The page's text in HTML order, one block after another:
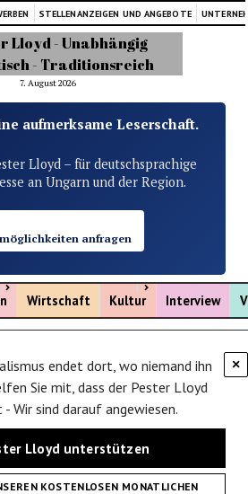
STELLENANZEIGEN UND ANGEBOTE
7. August 2026
aufmerksame Leserschaft.
Lloyd – für deutschsprachige
an Ungarn und der Region.
anfragen
Menü öffnen
Wirtschaft Kultur
Menü öffnen
Interview
×
endet dort, wo niemand ihn
Sie mit, dass der Pester Lloyd
Wir sind darauf angewiesen.
Lloyd unterstützen
KOSTENLOSEN MONATLICHEN